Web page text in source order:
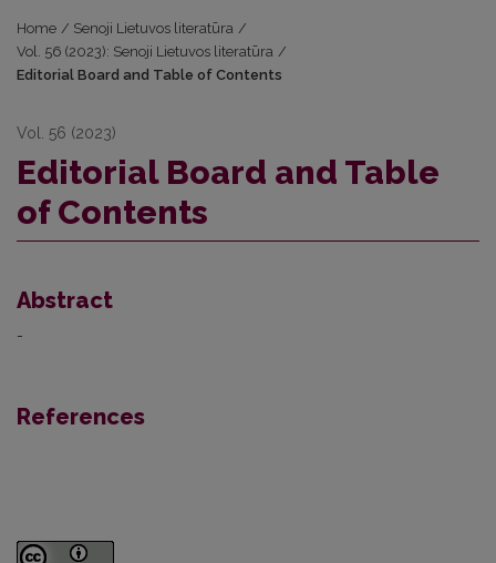
Home / Senoji Lietuvos literatūra /
Vol. 56 (2023): Senoji Lietuvos literatūra /
Editorial Board and Table of Contents
Vol. 56 (2023)
Editorial Board and Table
of Contents
Abstract
-
References